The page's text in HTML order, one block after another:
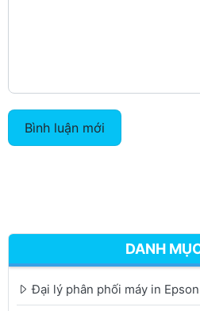
Bình luận mới
DANH
Đại lý phân phối máy in